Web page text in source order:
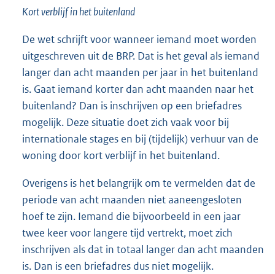
Kort verblijf in het buitenland
De wet schrijft voor wanneer iemand moet worden
uitgeschreven uit de BRP. Dat is het geval als iemand
langer dan acht maanden per jaar in het buitenland
is. Gaat iemand korter dan acht maanden naar het
buitenland? Dan is inschrijven op een briefadres
mogelijk. Deze situatie doet zich vaak voor bij
internationale stages en bij (tijdelijk) verhuur van de
woning door kort verblijf in het buitenland.
Overigens is het belangrijk om te vermelden dat de
periode van acht maanden niet aaneengesloten
hoef te zijn. Iemand die bijvoorbeeld in een jaar
twee keer voor langere tijd vertrekt, moet zich
inschrijven als dat in totaal langer dan acht maanden
is. Dan is een briefadres dus niet mogelijk.